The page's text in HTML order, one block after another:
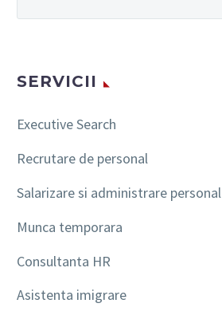
SERVICII
Executive Search
Recrutare de personal
Salarizare si administrare personal
Munca temporara
Consultanta HR
Asistenta imigrare